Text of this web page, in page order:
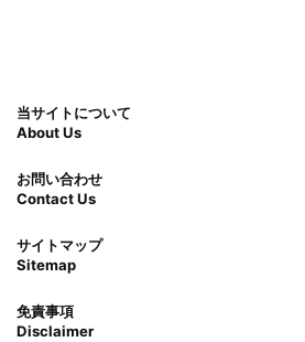
当サイトについて
About Us
お問い合わせ
Contact Us
サイトマップ
Sitemap
免責事項
Disclaimer